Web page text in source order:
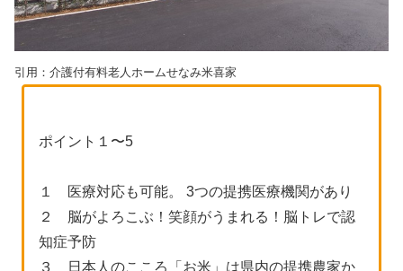
引用：介護付有料老人ホームせなみ米喜家
ポイント１〜5
１ 医療対応も可能。 3つの提携医療機関があり
２ 脳がよろこぶ！笑顔がうまれる！脳トレで認
知症予防
３ 日本人のこころ「お米」は県内の提携農家か